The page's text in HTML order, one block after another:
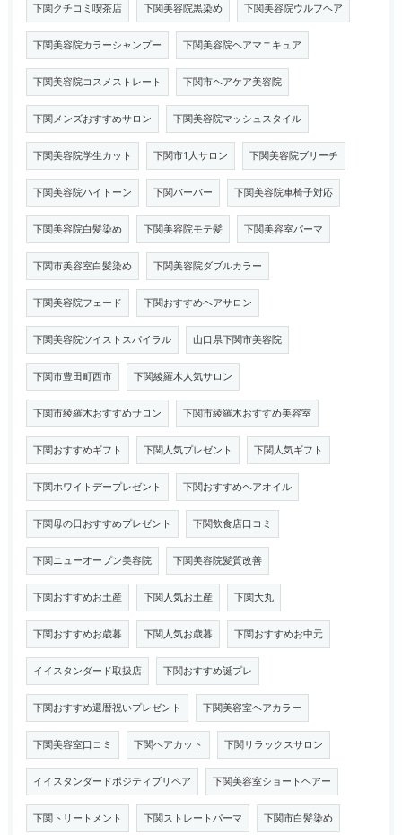
下関クチコミ喫茶店 下関美容院黒染め 下関美容院ウルフヘア
下関美容院カラーシャンプー 下関美容院ヘアマニキュア
下関美容院コスメストレート 下関市ヘアケア美容院
下関メンズおすすめサロン 下関美容院マッシュスタイル
下関美容院学生カット 下関市1人サロン 下関美容院ブリーチ
下関美容院ハイトーン 下関バーバー 下関美容院車椅子対応
下関美容院白髪染め 下関美容院モテ髪 下関美容室パーマ
下関市美容室白髪染め 下関美容院ダブルカラー
下関美容院フェード 下関おすすめヘアサロン
下関美容院ツイストスパイラル 山口県下関市美容院
下関市豊田町西市 下関綾羅木人気サロン
下関市綾羅木おすすめサロン 下関市綾羅木おすすめ美容室
下関おすすめギフト 下関人気プレゼント 下関人気ギフト
下関ホワイトデープレゼント 下関おすすめヘアオイル
下関母の日おすすめプレゼント 下関飲食店口コミ
下関ニューオープン美容院 下関美容院髪質改善
下関おすすめお土産 下関人気お土産 下関大丸
下関おすすめお歳暮 下関人気お歳暮 下関おすすめお中元
イイスタンダード取扱店 下関おすすめ誕プレ
下関おすすめ還暦祝いプレゼント 下関美容室ヘアカラー
下関美容室口コミ 下関ヘアカット 下関リラックスサロン
イイスタンダードポジティブリペア 下関美容室ショートヘアー
下関トリートメント 下関ストレートパーマ 下関市白髪染め